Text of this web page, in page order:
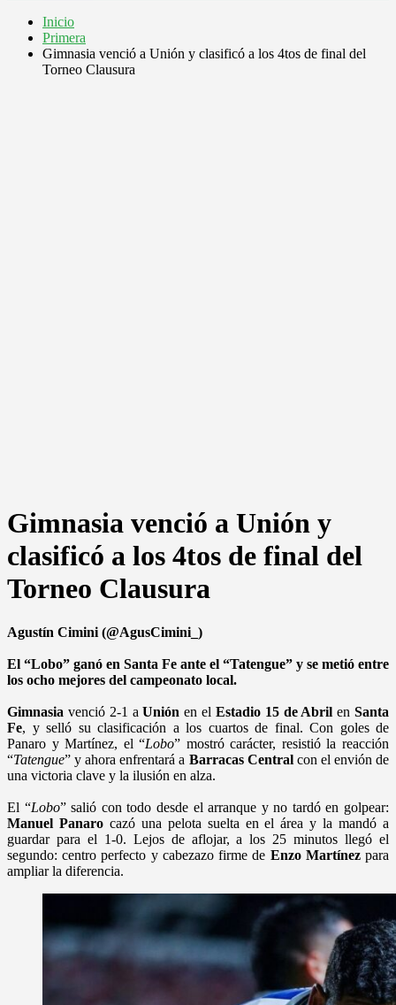
Inicio
Primera
Gimnasia venció a Unión y clasificó a los 4tos de final del
Torneo Clausura
Gimnasia venció a Unión y
clasificó a los 4tos de final del
Torneo Clausura
Agustín Cimini (@AgusCimini_)
El “Lobo” ganó en Santa Fe ante el “Tatengue” y se metió entre
los ocho mejores del campeonato local.
Gimnasia venció 2-1 aUnión en el Estadio 15 de Abril enSanta
Fe, y selló su clasificación a los cuartos de final. Con goles de
Panaro y Martínez, el “Lobo” mostró carácter, resistió la reacción
“Tatengue” y ahora enfrentará a Barracas Centralcon el envión de
una victoria clave y la ilusión en alza.
El “Lobo” salió con todo desde el arranque y no tardó en golpear:
Manuel Panarocazó una pelota suelta en el área y la mandó a
guardar para el 1-0. Lejos de aflojar, a los 25 minutos llegó el
segundo: centro perfecto y cabezazo firme de Enzo Martínezpara
ampliar la diferencia.